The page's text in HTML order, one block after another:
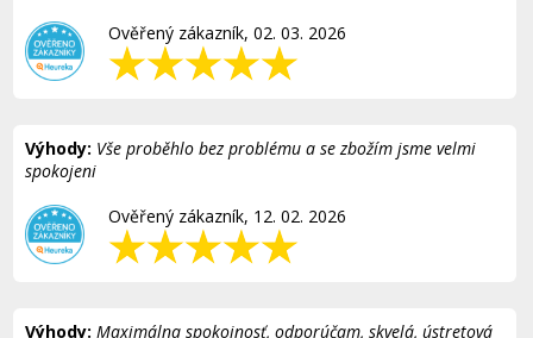
Ověřený zákazník, 02. 03. 2026
Výhody: Vše proběhlo bez problému a se zbožím jsme velmi
spokojeni
Ověřený zákazník, 12. 02. 2026
Výhody: Maximálna spokojnosť, odporúčam, skvelá, ústretová